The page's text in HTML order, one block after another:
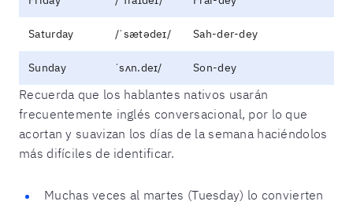
Saturday /ˈsætədeɪ/ Sah-der-dey
Sunday ˈsʌn.deɪ/ Son-dey
Recuerda que los hablantes nativos usarán
frecuentemente inglés conversacional, por lo que
acortan y suavizan los días de la semana haciéndolos
más difíciles de identificar.
Muchas veces al martes (Tuesday) lo convierten